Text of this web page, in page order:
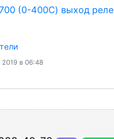
(0-400С) выход реле
2019 в 06:48